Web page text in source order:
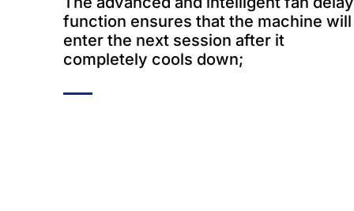
function ensures that the machine will
enter the next session after it
completely cools down;